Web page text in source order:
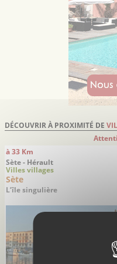
DÉCOUVRIR À PROXIMITÉ DE
à 33 Km
Sète - Hérault
Villes villages
Sète
L’île singulière